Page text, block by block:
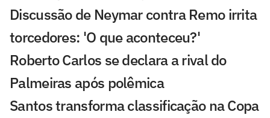
Discussão de Neymar contra Remo irrita
torcedores: 'O que aconteceu?'
Roberto Carlos se declara a rival do
Palmeiras após polêmica
Santos transforma classificação na Copa